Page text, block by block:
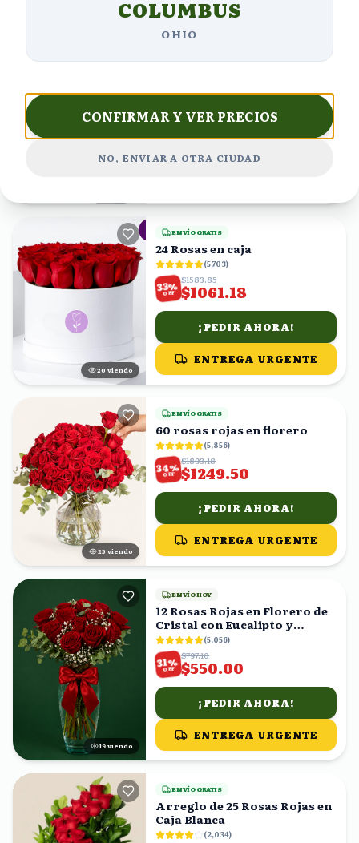
ENVÍO GRATIS
OFF
$918.00
$642.60
20 viendo
ENVÍO GRATIS
24 Rosas en caja
(5,703)
33%
OFF
$1583.85
$1061.18
¡PEDIR AHORA!
ENTREGA URGENTE
25 viendo
ENVÍO GRATIS
60 rosas rojas en florero
(5,856)
34%
OFF
$1893.18
$1249.50
¡PEDIR AHORA!
ENTREGA URGENTE
18 viendo
ENVÍO HOY
12 Rosas Rojas en Florero de
Cristal con Eucalipto y
Gypsophila
(5,056)
31%
OFF
$797.10
$550.00
¡PEDIR AHORA!
ENTREGA URGENTE
ENVÍO GRATIS
Arreglo de 25 Rosas Rojas en
Caja Blanca
(2,034)
COLUMBUS
OHIO
CONFIRMAR Y VER PRECIOS
NO, ENVIAR A OTRA CIUDAD